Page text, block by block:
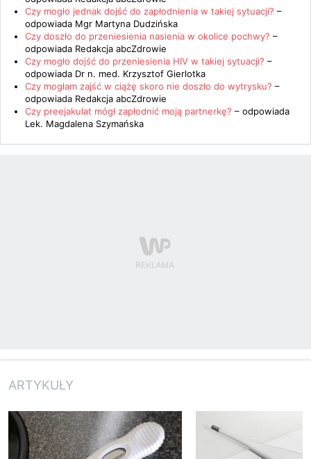
Czy mogło jednak dojść do zapłodnienia w takiej sytuacji? –
odpowiada Mgr Martyna Dudzińska
Czy doszło do przeniesienia nasienia w okolice pochwy? –
odpowiada Redakcja abcZdrowie
Czy mogło dojść do przeniesienia HIV w takiej sytuacji? –
odpowiada Dr n. med. Krzysztof Gierlotka
Czy mogłam zajść w ciążę skoro nie doszło do wytrysku? –
odpowiada Redakcja abcZdrowie
Czy preejakulat mógł zapłodnić moją partnerkę? – odpowiada
Lek. Magdalena Szymańska
ARTYKUŁY